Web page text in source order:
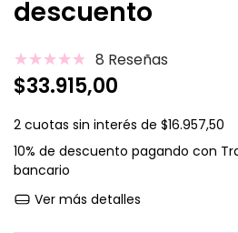
descuento
8 Reseñas
$33.915,00
2 cuotas sin interés de $16.957,50
10% de descuento pagando con
bancario
Ver más detalles